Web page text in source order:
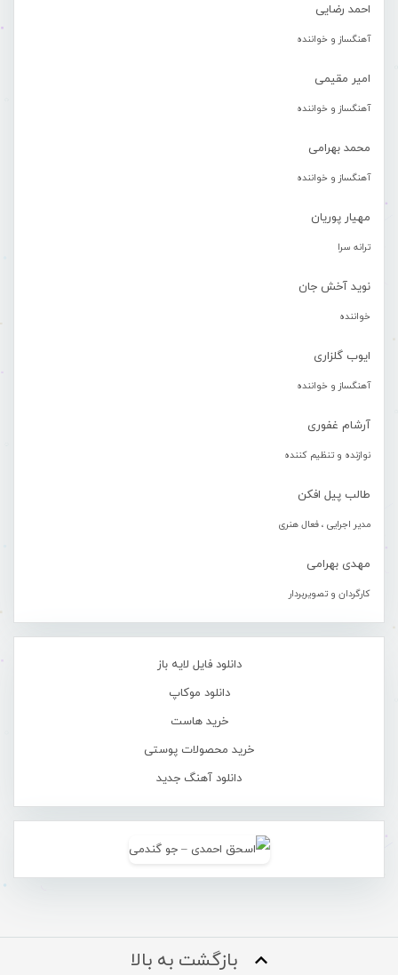
احمد رضایی
آهنگساز و خواننده
امیر مقیمی
آهنگساز و خواننده
محمد بهرامی
آهنگساز و خواننده
مهیار پوریان
ترانه سرا
نوید آخش جان
خواننده
ایوب گلزاری
آهنگساز و خواننده
آرشام غفوری
نوازنده و تنظیم کننده
طالب پیل افکن
مدیر اجرایی ، فعال هنری
مهدی بهرامی
کارگردان و تصویربردار
دانلود فایل لایه باز
دانلود موکاپ
خرید هاست
خرید محصولات پوستی
دانلود آهنگ جدید
بازگشت به بالا